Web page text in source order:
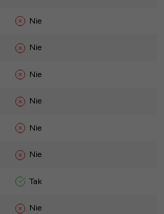
Nie
Nie
Nie
Nie
Nie
Nie
Tak
Nie